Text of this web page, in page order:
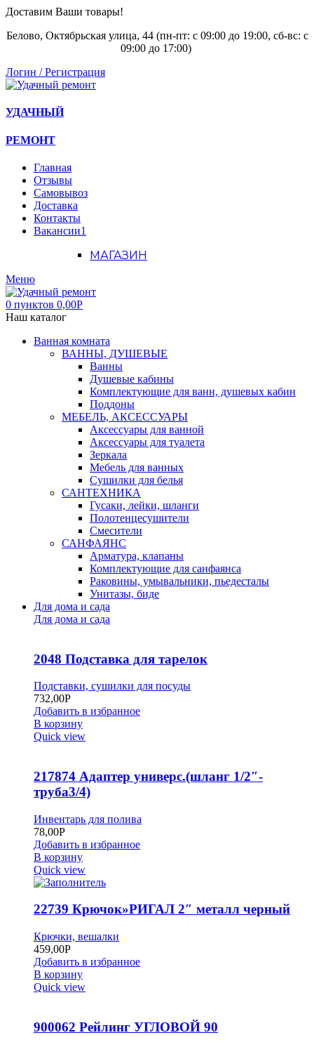
Доставим Ваши товары!
Белово, Октябрьская улица, 44 (пн-пт: с 09:00 до 19:00, сб-вс: с
09:00 до 17:00)
Логин / Регистрация
УДАЧНЫЙ
РЕМОНТ
Главная
Отзывы
Самовывоз
Доставка
Контакты
Вакансии1
МАГАЗИН
Меню
0 пунктов 0,00Р
Наш каталог
Ванная комната
ВАННЫ, ДУШЕВЫЕ
Ванны
Душевые кабины
Комплектующие для ванн, душевых кабин
Поддоны
МЕБЕЛЬ, АКСЕССУАРЫ
Аксессуары для ванной
Аксессуары для туалета
Зеркала
Мебель для ванных
Сушилки для белья
САНТЕХНИКА
Гусаки, лейки, шланги
Полотенцесушители
Смесители
САНФАЯНС
Арматура, клапаны
Комплектующие для санфаянса
Раковины, умывальники, пьедесталы
Унитазы, биде
Для дома и сада
Для дома и сада
2048 Подставка для тарелок
Подставки, сушилки для посуды
732,00Р
Добавить в избранное
В корзину
Quick view
217874 Адаптер универс.(шланг 1/2″-
труба3/4)
Инвентарь для полива
78,00Р
Добавить в избранное
В корзину
Quick view
22739 Крючок»РИГАЛ 2″ металл черный
Крючки, вешалки
459,00Р
Добавить в избранное
В корзину
Quick view
900062 Рейлинг УГЛОВОЙ 90